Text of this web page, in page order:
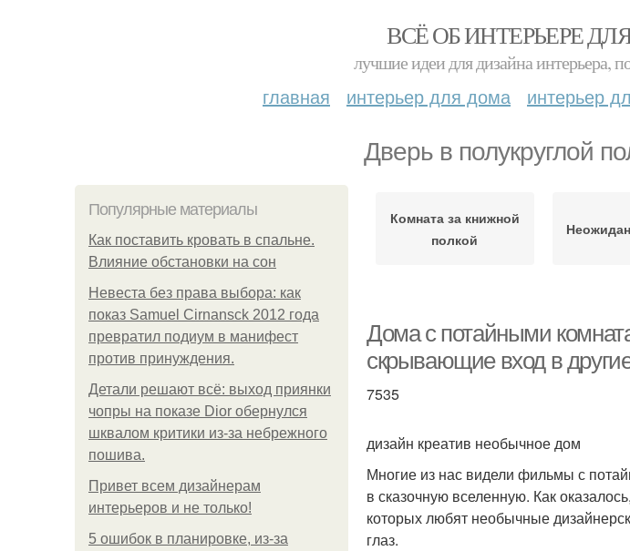
ВСЁ ОБ ИНТЕРЬЕРЕ
лучшие идеи для дизайна интерьера,
главная интерьер для дома интерьер
Дверь в полукруглой
Популярные материалы
Как поставить кровать в спальне.
Влияние обстановки на сон
Невеста без права выбора: как
показ Samuel Cirnansck 2012 года
превратил подиум в манифест
против принуждения.
Детали решают всё: выход приянки
чопры на показе Dior обернулся
шквалом критики из-за небрежного
пошива.
Привет всем дизайнерам
интерьеров и не только!
5 ошибок в планировке, из-за
Комната за книжной
полкой
Дома с потайными
скрывающие вход в
7535
дизайн креатив необычное дом
Многие из нас видели фильмы с
в сказочную вселенную. Как
которых любят необычные
глаз.